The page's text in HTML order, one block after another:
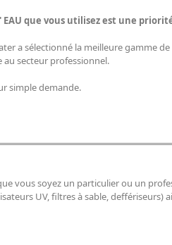
que vous utilisez est une
a sélectionné la meilleure gamme
secteur professionnel.
simple demande.
vous soyez un particulier ou un
UV, filtres à sable, deffériseurs)